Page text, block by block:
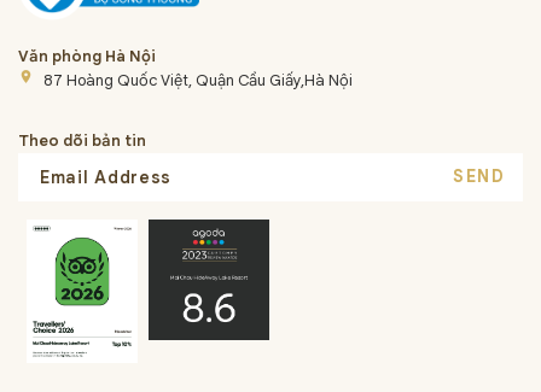
Văn phòng Hà Nội
place 87 Hoàng Quốc Việt, Quận Cầu Giấy,Hà Nội
Theo dõi bản tin
SEND